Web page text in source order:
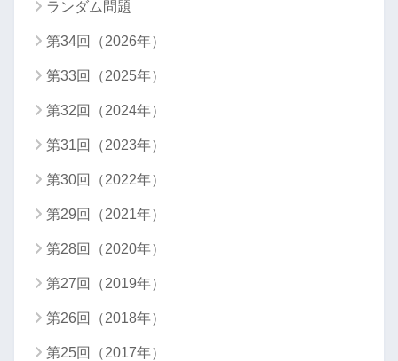
ランダム問題
第34回（2026年）
第33回（2025年）
第32回（2024年）
第31回（2023年）
第30回（2022年）
第29回（2021年）
第28回（2020年）
第27回（2019年）
第26回（2018年）
第25回（2017年）